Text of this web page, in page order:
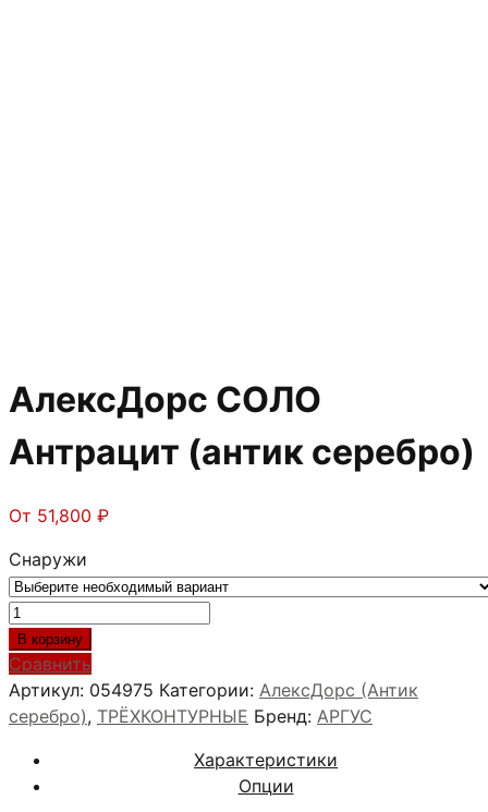
АлексДорс СОЛО
Антрацит (антик серебро)
От 51,800 ₽
Снаружи
Количество
товара
АлексДорс
СОЛО
Антрацит
серебро)
В корзину
Сравнить
Артикул: 054975 Категории: АлексДорс (Антик
серебро), ТРЁХКОНТУРНЫЕ Бренд: АРГУС
Характеристики
Опции